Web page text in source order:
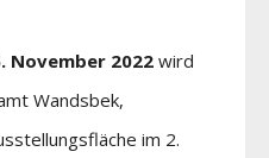
November 2022wird
Wandsbek,
im 2.